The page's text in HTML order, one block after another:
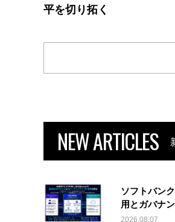
平を切り拓く
NEW ARTICLES
ソフトバン
用とガバナ
2026.08.07